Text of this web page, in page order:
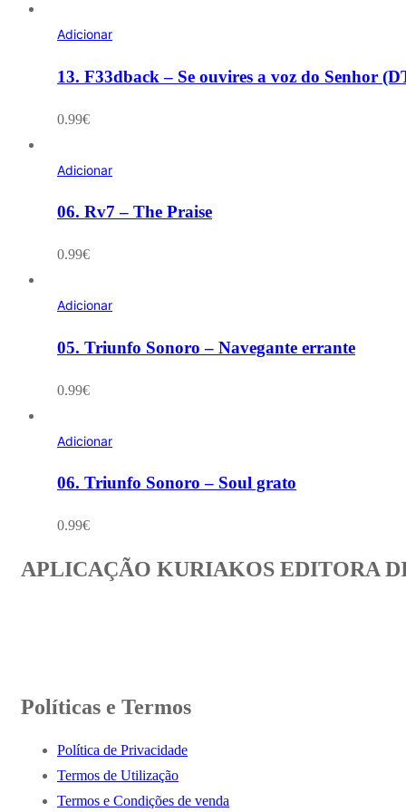
Adicionar
13. F33dback – Se ouvires a voz do Senhor
0.99€
Adicionar
06. Rv7 – The Praise
0.99€
Adicionar
05. Triunfo Sonoro – Navegante errante
0.99€
Adicionar
06. Triunfo Sonoro – Soul grato
0.99€
APLICAÇÃO KURIAKOS EDITORA
Políticas e Termos
Política de Privacidade
Termos de Utilização
Termos e Condições de venda